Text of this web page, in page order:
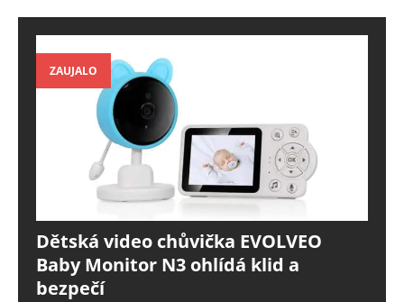
ZAUJALO
Dětská video chůvička EVOLVEO
Baby Monitor N3 ohlídá klid a
bezpečí